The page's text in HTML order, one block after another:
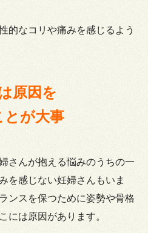
的なコリや痛みを感じるよう
原因を
とが大事
さんが抱える悩みのうちの一
を感じない妊婦さんもいま
ンスを保つために姿勢や骨格
には原因があります。